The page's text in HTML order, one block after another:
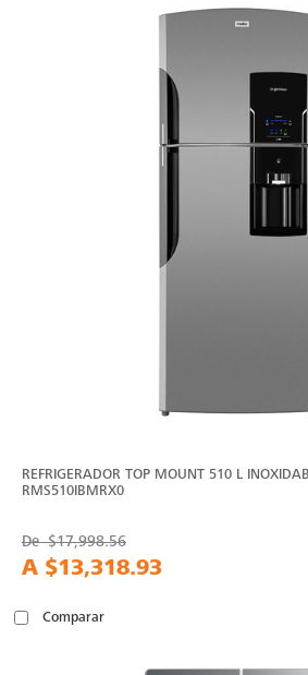
REFRIGERADOR TOP MOUNT 510 L
RMS510IBMRX0
De$17,998.56
A $13,318.93
Comparar